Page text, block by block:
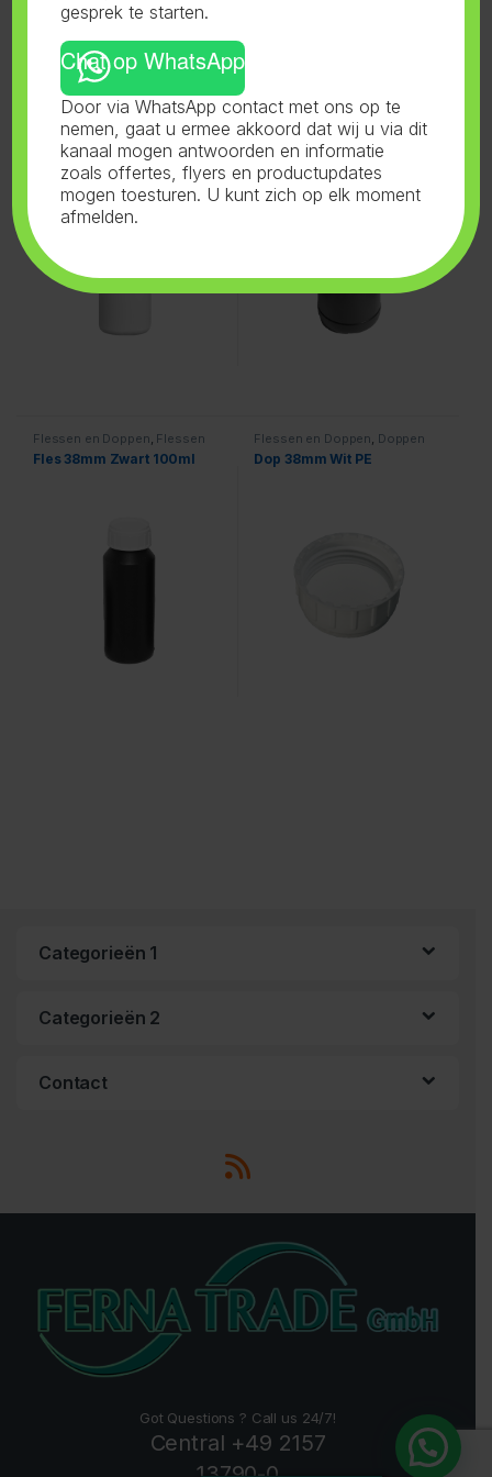
Gerelateerde producten
Flessen en Doppen,Flessen
Fles 38mm Wit 250ml
Flessen en Doppen,Flessen
38mm , Zwart
Fles 38mm Zwart 1L
Flessen en Doppen, Flessen
38mm , Zwart
Fles 38mm Zwart 100ml
Flessen en Doppen, Doppen
38mm ,
Dop 38mm Wit PE
Categorieën 1
Categorieën 2
Contact
Got Questions ? Call us 24/7!
Central +49 2157
gesprek te starten.
Chat op WhatsApp
Door via WhatsApp contact met ons op te
nemen, gaat u ermee akkoord dat wij u via dit
kanaal mogen antwoorden en informatie
zoals offertes, flyers en productupdates
mogen toesturen. U kunt zich op elk moment
afmelden.